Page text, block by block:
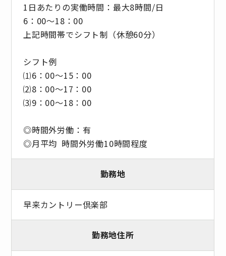
1日あたりの実働時間：最大8時間/日
6：00～18：00
上記時間帯でシフト制（休憩60分）
シフト例
⑴6：00～15：00
⑵8：00～17：00
⑶9：00～18：00
◎時間外労働：有
◎月平均 時間外労働10時間程度
勤務地
早来カントリー倶楽部
勤務地住所